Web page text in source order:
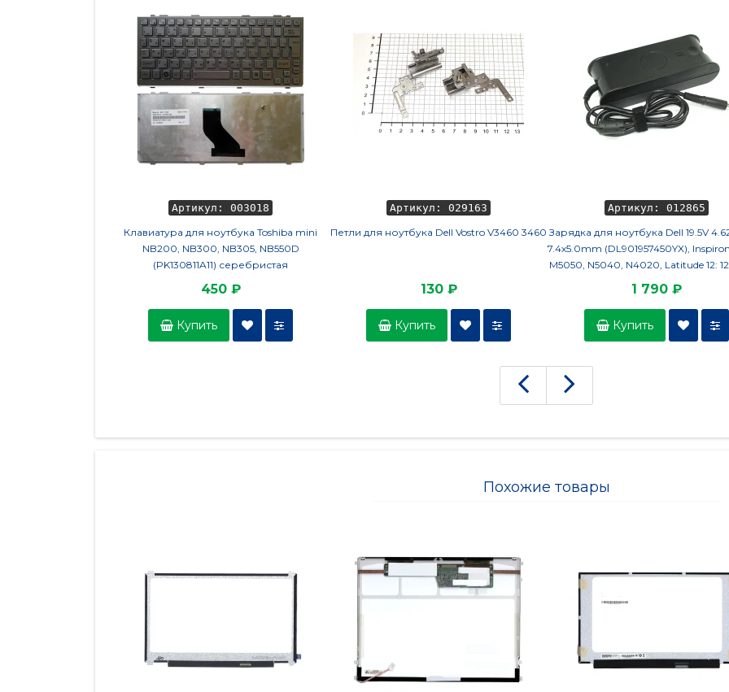
Артикул: 003018
Клавиатура для ноутбука Toshiba mini
NB200, NB300, NB305, NB550D
(PK130811A11) серебристая
450 ₽
Купить
Артикул: 029163
Петли для ноутбука Dell Vostro V3460 3460
130 ₽
Купить
Артикул: 012865
Зарядка для ноутбука Dell 19.5V
7.4х5.0mm (DL901957450YX),
M5050, N5040, N4020, Latitude 12: 12
1000, OEM
1 790 ₽
Купить
Похожие товары